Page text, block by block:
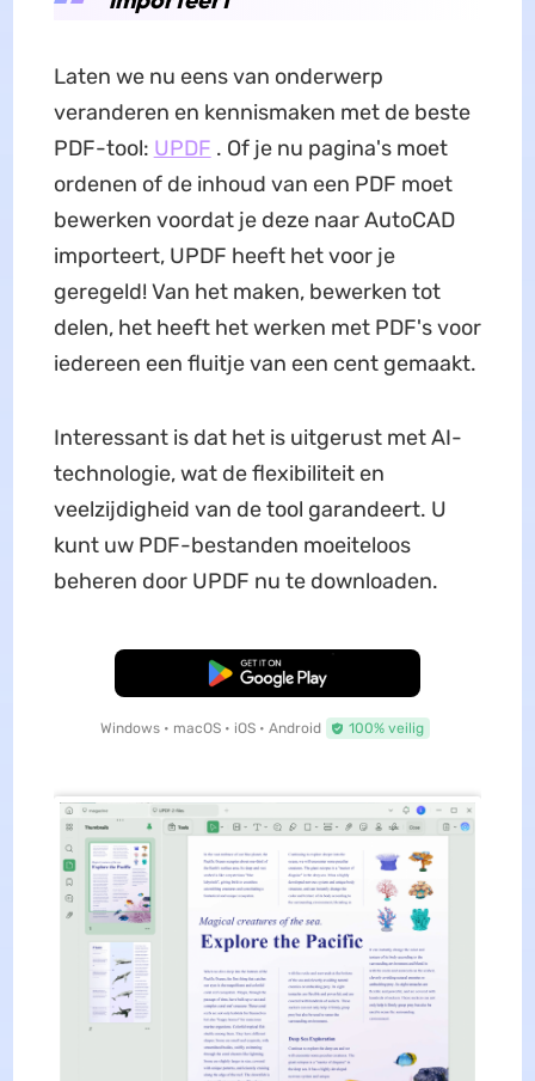
Laten we nu eens van onderwerp
veranderen en kennismaken met de beste
PDF-tool: UPDF . Of je nu pagina's moet
ordenen of de inhoud van een PDF moet
bewerken voordat je deze naar AutoCAD
importeert, UPDF heeft het voor je
geregeld! Van het maken, bewerken tot
delen, het heeft het werken met PDF's voor
iedereen een fluitje van een cent gemaakt.
Interessant is dat het is uitgerust met AI-
technologie, wat de flexibiliteit en
veelzijdigheid van de tool garandeert. U
kunt uw PDF-bestanden moeiteloos
beheren door UPDF nu te downloaden.
Gratis Download
Windows • macOS • iOS • Android 100% veilig